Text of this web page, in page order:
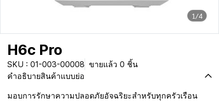
1/4
H6c Pro
SKU : 01-003-00008 ขายแล้ว 0 ชิ้น
คำอธิบายสินค้าแบบย่อ
มอบการรักษาความปลอดภัยอัจฉริยะสำหรับทุกครัวเรือน